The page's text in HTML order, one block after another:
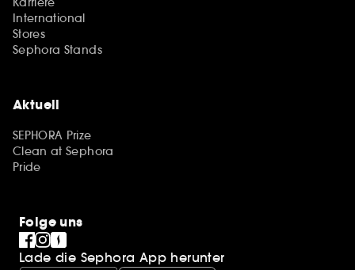
International
Stores
Sephora Stands
Aktuell
SEPHORA Prize
Clean at Sephora
Pride
Folge uns
Lade die Sephora App herunter